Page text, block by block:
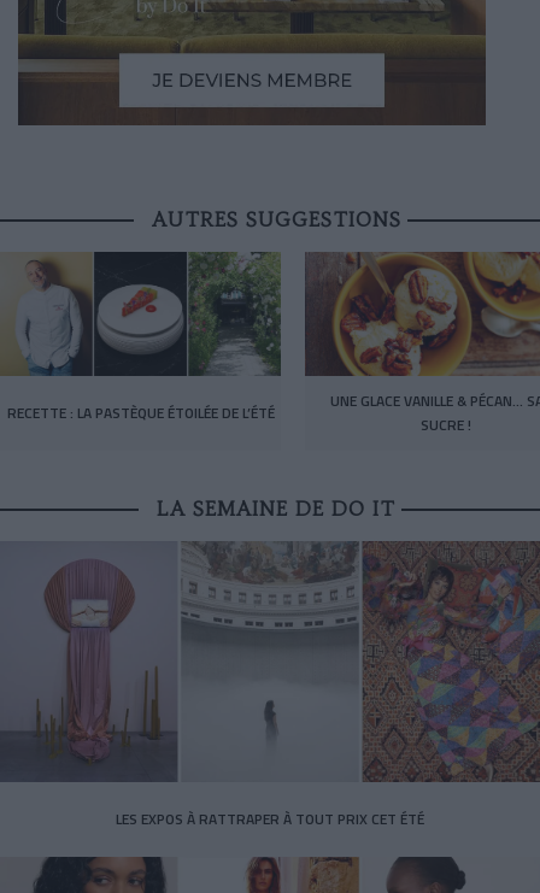
AUTRES SUGGESTIONS
RECETTE : LA PASTÈQUE ÉTOILÉE DE L’ÉTÉ
UNE GLACE VANILLE & PÉCAN…
SUCRE !
LA SEMAINE DE DO IT
LES EXPOS À RATTRAPER À TOUT PRIX CET ÉTÉ